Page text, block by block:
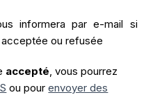
informera par e-mail si
ou refusée
accepté , vous pourrez
ou pourenvoyer des